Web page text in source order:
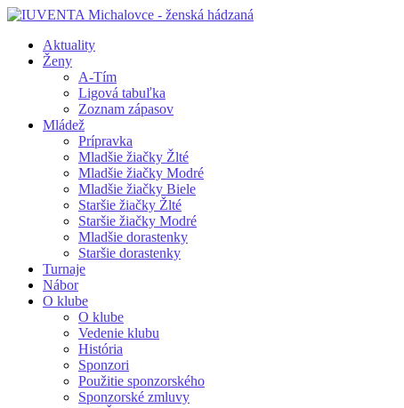
Aktuality
Ženy
A-Tím
Ligová tabuľka
Zoznam zápasov
Mládež
Prípravka
Mladšie žiačky Žlté
Mladšie žiačky Modré
Mladšie žiačky Biele
Staršie žiačky Žlté
Staršie žiačky Modré
Mladšie dorastenky
Staršie dorastenky
Turnaje
Nábor
O klube
O klube
Vedenie klubu
História
Sponzori
Použitie sponzorského
Sponzorské zmluvy